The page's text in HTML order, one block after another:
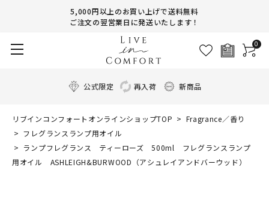
5,000円以上のお買い上げで送料無料
ご注文の翌営業日に発送いたします！
0
公式限定 再入荷 新商品
リブインコンフォートオンラインショップTOP
Fragrance／香り
フレグランスランプ用オイル
ランプフレグランス ティーローズ 500ml フレグランスランプ
用オイル ASHLEIGH&BURWOOD（アシュレイアンドバーウッド）